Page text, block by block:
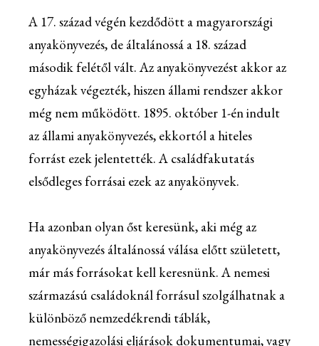
A 17. század végén kezdődött a magyarországi
anyakönyvezés, de általánossá a 18. század
második felétől vált. Az anyakönyvezést akkor az
egyházak végezték, hiszen állami rendszer akkor
még nem működött. 1895. október 1-én indult
az állami anyakönyvezés, ekkortól a hiteles
forrást ezek jelentették. A családfakutatás
elsődleges forrásai ezek az anyakönyvek.
Ha azonban olyan őst keresünk, aki még az
anyakönyvezés általánossá válása előtt született,
már más forrásokat kell keresnünk. A nemesi
származású családoknál forrásul szolgálhatnak a
különböző nemzedékrendi táblák,
nemességigazolási eljárások dokumentumai, vagy